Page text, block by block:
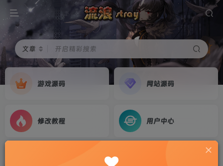
文章 开启精彩搜索
游戏源码 网站源码
修改教程 用户中心